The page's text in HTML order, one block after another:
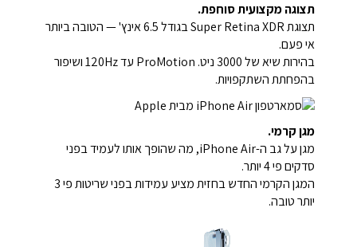
תצוגה מקצועית סוחפת.
תצוגת Super Retina XDR בגודל 6.5 אינץ' — הטובה ביותר
אי פעם.
בהירות שיא של 3000 ניט. ProMotion עד 120Hz ושיפור
בהפחתת השתקפויות.
מגן קרמי.
מגן על גב ה-iPhone Air, מה שהופך אותו לעמיד בפני
סדקים פי 4 יותר.
המגן הקרמי החדש בחזית מציע עמידות בפני שריטות פי 3
יותר טובה.